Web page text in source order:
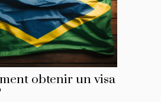
obtenir un visa